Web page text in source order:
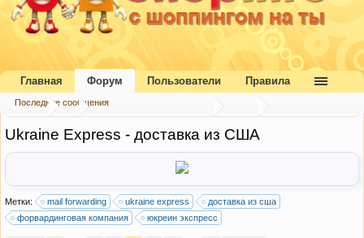
Форум ... Форвардинговые компании
Ukraine Express - доставка из США
Метки: mail forwarding ukraine express
доставка из сша
форвардинговая компания
юкреин экспресс
Главная Форум
Последние сообщения
Пользователи Правила